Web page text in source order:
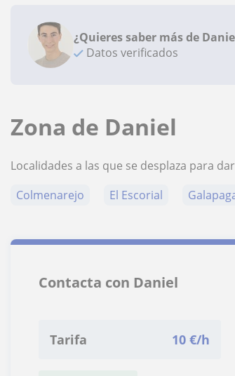
¿Quieres saber más de
Datos verificados
Zona de Daniel
Localidades a las que se desplaza para
Colmenarejo
El Escorial
Contacta con Daniel
Tarifa 10 €/h